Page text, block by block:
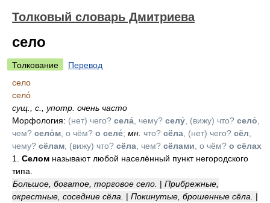
Толковый словарь Дмитриева
село
Толкование
Перевод
село
село́
сущ.
с.
употр. очень часто
Морфология: (нет) чего? села́ , чему? селу́ , (вижу) что? село́
чем? село́м , о чём? о селе́; мн. что? сёла , (нет) чего? сёл
чему? сёлам , (вижу) что? сёла , чем? сёлами , о чём? о сёлах
1. Селом называют любой населённый пункт негородского
типа.
Большое, богатое, торговое село. | Прибрежные,
окрестные, соседние сёла.
| Покинутые, брошенные сёла.
|